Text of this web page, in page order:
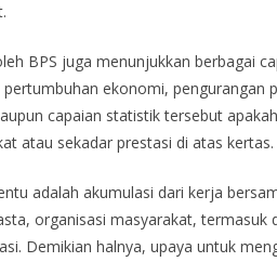
BPS juga menunjukkan berbagai
ekonomi, pengurangan
capaian statistik tersebut
atau sekadar prestasi di atas kertas.
adalah akumulasi dari kerja
organisasi masyarakat, termasuk
Demikian halnya, upaya untuk